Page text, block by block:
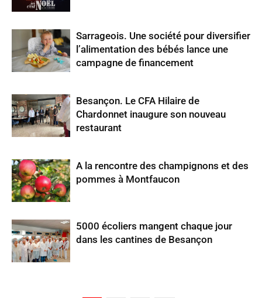
Sarrageois. Une société pour diversifier
l’alimentation des bébés lance une
campagne de financement
Besançon. Le CFA Hilaire de
Chardonnet inaugure son nouveau
restaurant
A la rencontre des champignons et des
pommes à Montfaucon
5000 écoliers mangent chaque jour
dans les cantines de Besançon